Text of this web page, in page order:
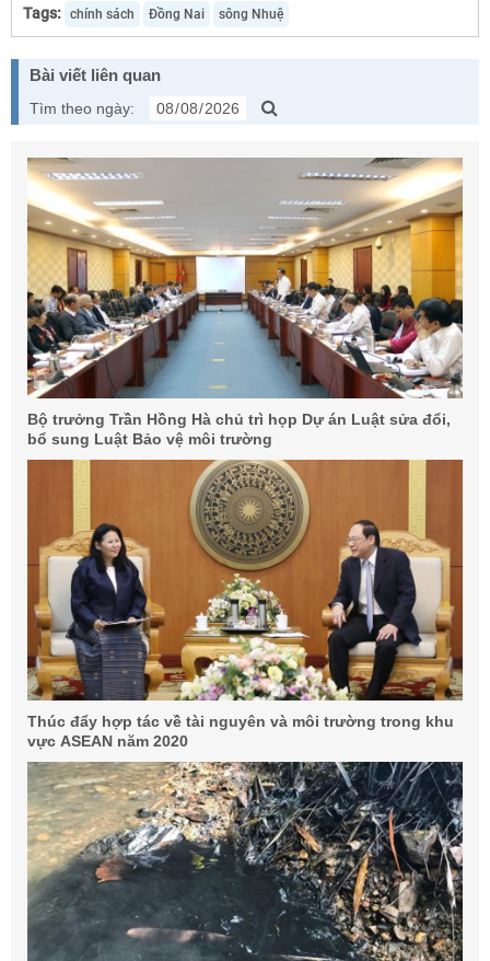
Tags: chính sách Đồng Nai sông Nhuệ
Bài viết liên quan
Tìm theo ngày:
Bộ trưởng Trần Hồng Hà chủ trì họp Dự án Luật sửa đổi,
bổ sung Luật Bảo vệ môi trường
Thúc đẩy hợp tác về tài nguyên và môi trường trong khu
vực ASEAN năm 2020